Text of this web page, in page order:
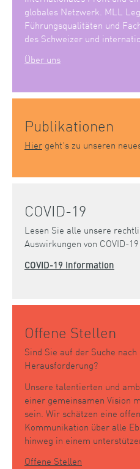
globales Netzwerk. MLL
Führungsqualitäten und
des Schweizer und
Über uns
Publikationen
Hier geht’s zu unseren
COVID-19
Lesen Sie alle unsere
Auswirkungen von COVID-
COVID-19 Information
Offene Stellen
Sind Sie auf der Suche
Herausforderung?
Unsere talentierten und
einer gemeinsamen Vision
sein. Wir schätzen eine
Kommunikation über alle
hinweg in einem
Offene Stellen